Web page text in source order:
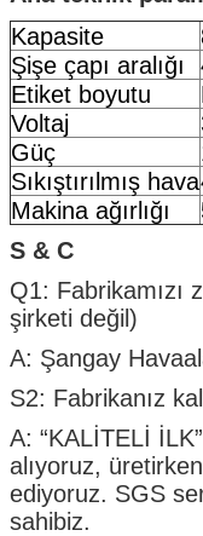
Kapasite
Şişe çapı aralığı
Etiket boyutu
Voltaj
Güç
Sıkıştırılmış hava
Makina ağırlığı
S & C
Q1: Fabrikamızı
şirketi değil)
A: Şangay
S2: Fabrikanız
A: “KALİTELİ
alıyoruz,
ediyoruz. SGS
sahibiz.